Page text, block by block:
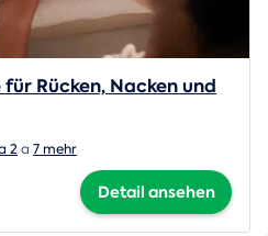
Rücken, Nacken und
2 a 7 mehr
Detail ansehen